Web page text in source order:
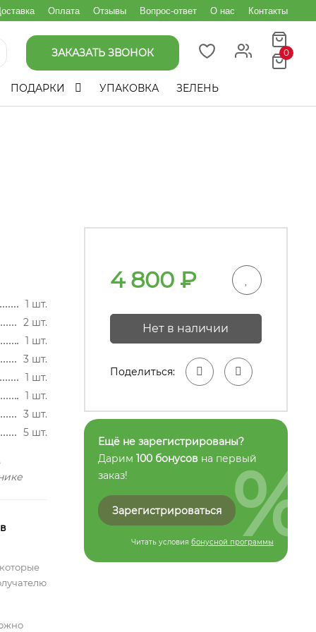
Оплата Отзывы Вопрос-ответ О нас Контакты
ЗАКАЗАТЬ ЗВОНОК 0
ПОДАРКИ УПАКОВКА ЗЕЛЕНЬ
1 шт.
2 шт.
1 шт.
3 шт.
1 шт.
1 шт.
3 шт.
5 шт.
4 800₽
Нет в наличии
Поделиться:
Ещё не зарегистрированы?
Дарим 100 бонусов на первый
заказ!
Зарегистрироваться
Читать условия бонусной программы
%